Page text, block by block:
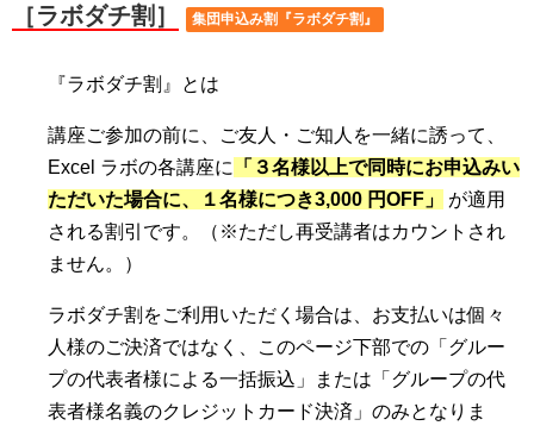
［ラボダチ割］ 集団申込み割『ラボダチ割』
『ラボダチ割』とは
講座ご参加の前に、ご友人・ご知人を一緒に誘って、
Excel ラボの各講座に 「３名様以上で同時にお申込みい
ただいた場合に、１名様につき3,000 円OFF」
が適用
される割引です。（※ただし再受講者はカウントされ
ません。）
ラボダチ割をご利用いただく場合は、お支払いは個々
人様のご決済ではなく、このページ下部での「グルー
プの代表者様による一括振込」または「グループの代
表者様名義のクレジットカード決済」のみとなりま